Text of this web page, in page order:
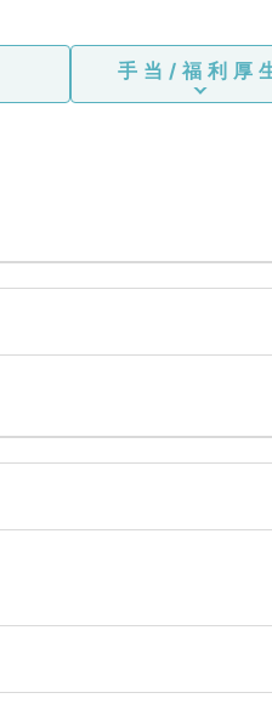
手当/福利厚